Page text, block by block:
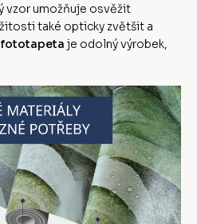
vzor umožňuje osvěžit
také opticky zvětšit a
fototapeta je odolný výrobek,